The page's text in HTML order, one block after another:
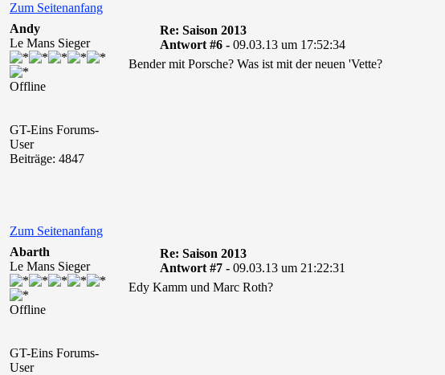
Zum Seitenanfang
Andy
Le Mans Sieger
Offline
GT-Eins Forums-
User
Beiträge: 4847
Re: Saison 2013
Antwort #6 - 09.03.13 um 17:52:34
Bender mit Porsche? Was ist mit der neuen 'Vette?
Zum Seitenanfang
Abarth
Le Mans Sieger
Offline
GT-Eins Forums-
User
Re: Saison 2013
Antwort #7 - 09.03.13 um 21:22:31
Edy Kamm und Marc Roth?